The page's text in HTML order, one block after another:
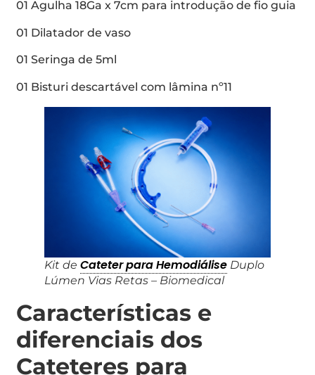
01 Agulha 18Ga x 7cm para introdução de fio guia
01 Dilatador de vaso
01 Seringa de 5ml
01 Bisturi descartável com lâmina nº11
Kit de Cateter para Hemodiálise Duplo
Lúmen Vias Retas – Biomedical
Características e
diferenciais dos
Cateteres para